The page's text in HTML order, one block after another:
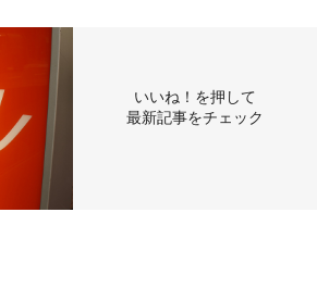
いいね！を押して
最新記事をチェック